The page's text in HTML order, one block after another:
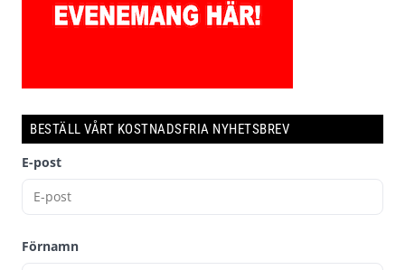
BESTÄLL VÅRT KOSTNADSFRIA NYHETSBREV
E-post
Förnamn